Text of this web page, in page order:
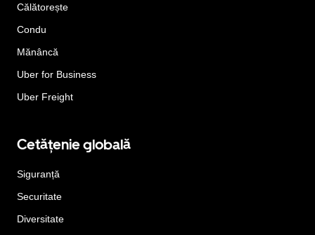
Călătorește
Condu
Mănâncă
Uber for Business
Uber Freight
Cetățenie globală
Siguranță
Securitate
Diversitate